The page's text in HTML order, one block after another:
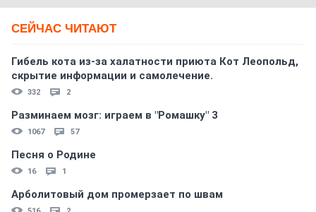
СЕЙЧАС ЧИТАЮТ
Гибель кота из-за халатности приюта Кот Леопольд,
скрытиe информации и самолечение.
332 2
Разминаем мозг: играем в "Ромашку" 3
1067 57
Песня о Родине
16 1
Арболитовый дом промерзает по швам